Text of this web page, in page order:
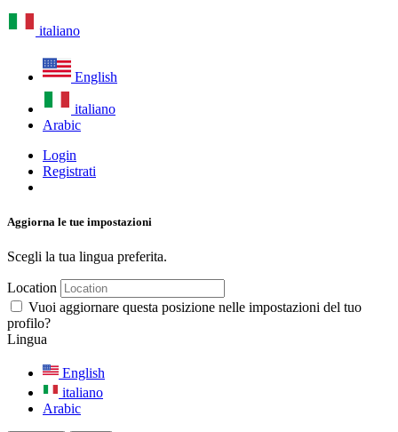
italiano
English
italiano
Arabic
Login
Registrati
Aggiorna le tue impostazioni
Scegli la tua lingua preferita.
Location
Vuoi aggiornare questa posizione nelle impostazioni del tuo
profilo?
Lingua
English
italiano
Arabic